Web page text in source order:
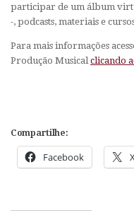
participar de um álbum
-, podcasts, materiais e
Para mais informações
Produção Musical clicando
Compartilhe:
Facebook